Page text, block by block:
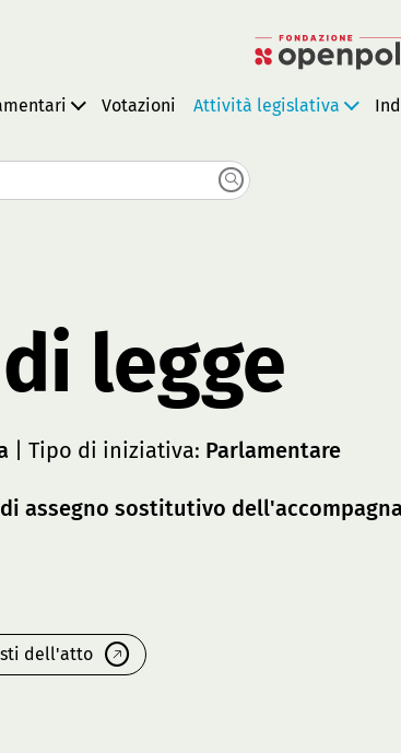
Votazioni Attività legislativa
legge
| Tipo di iniziativa: Parlamentare
assegno sostitutivo
dell'atto